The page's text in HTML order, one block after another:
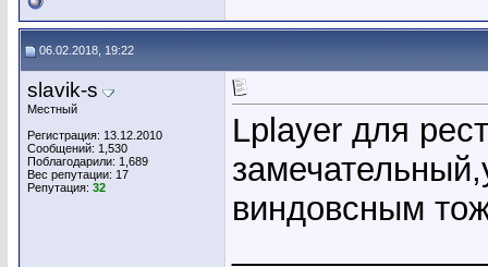
06.02.2018, 19:22
slavik-s
Местный
Регистрация: 13.12.2010
Сообщений: 1,530
Поблагодарили: 1,689
Вес репутации: 17
Репутация: 32
Lplayer для
виндовсным